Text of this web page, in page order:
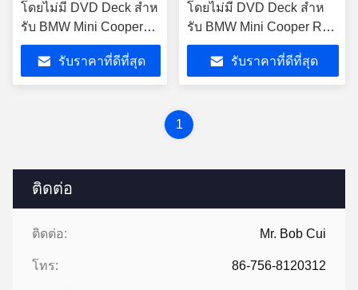
ติดต่อ
ติดต่อ: Mr. Bob Cui
โทร: 86-756-8120312
โดยไม่มี DVD Deck สําห
รับ BMW Mini Cooper
R50 R52 R53 R56 R60
2000-2020รับราคาที่ดีที่สุด
โดยไม่มี DVD Deck สําห
รับ BMW Mini Cooper R50
R52 R53 R56 R60 2000-
2020
รับราคาที่ดีที่สุด
1